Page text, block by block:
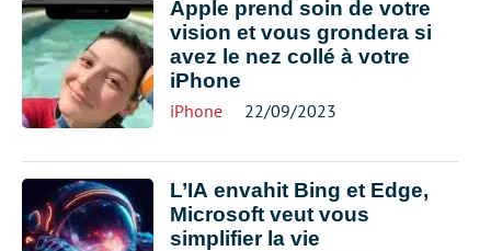
Apple prend soin de votre
vision et vous grondera si
avez le nez collé à votre
iPhone
iPhone 22/09/2023
L’IA envahit Bing et Edge,
Microsoft veut vous
simplifier la vie